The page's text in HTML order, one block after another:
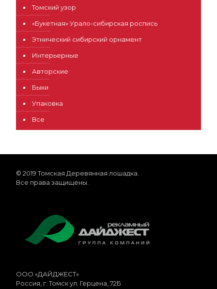
Томский узор
«Букетная» Урало-сибирская роспись
Этнический сибирский орнамент
Интерьерные
Авторские
Быки
Упаковка
Все
© 2019 Томская Деревянная лошадка.
Все права защищены.
ООО «ДАЙДЖЕСТ»
Россия , г.Томскул. Герцена, 72Б